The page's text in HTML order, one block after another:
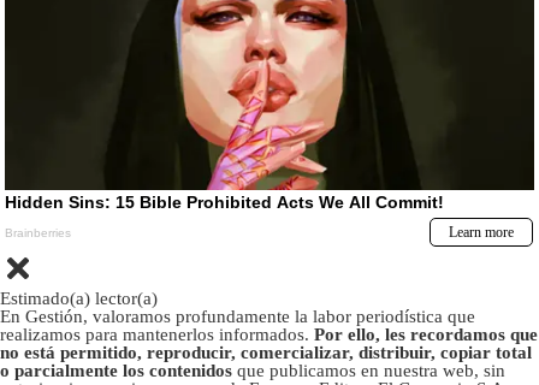
Estimado(a) lector(a)
En Gestión, valoramos profundamente la labor periodística que
realizamos para mantenerlos informados. Por ello, les recordamos que
no está permitido, reproducir, comercializar, distribuir, copiar total
o parcialmente los contenidos que publicamos en nuestra web, sin